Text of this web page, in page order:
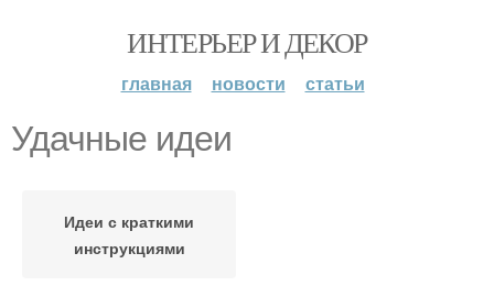
ИНТЕРЬЕР И ДЕКОР
главная новости статьи
Удачные идеи
Идеи с краткими
инструкциями